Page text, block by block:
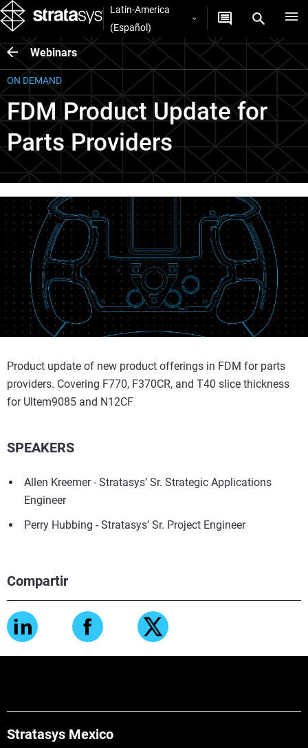
Latin-America
(Español)
Webinars
ON DEMAND
FDM Product Update for
Parts Providers
Compartir
Product update of new product offerings in FDM for parts
providers. Covering F770, F370CR, and T40 slice thickness
for Ultem9085 and N12CF
SPEAKERS
Allen Kreemer - Stratasys’ Sr. Strategic Applications
Engineer
Perry Hubbing - Stratasys’ Sr. Project Engineer
Stratasys Mexico